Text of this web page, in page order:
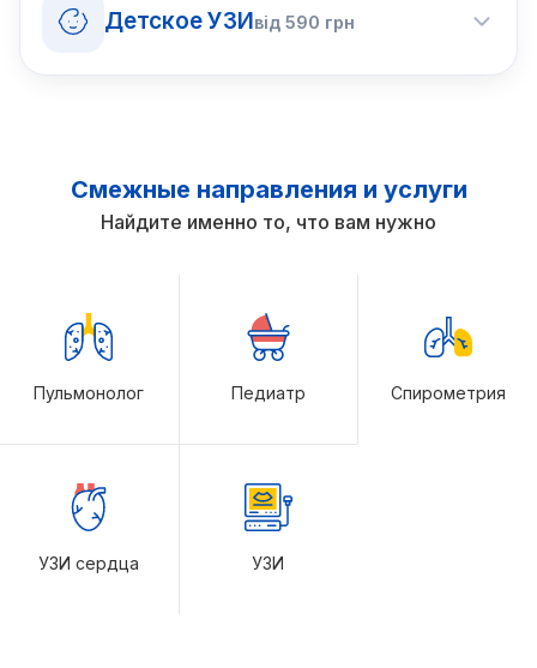
Детское УЗИвід 590 грн
Смежные направления и услуги
Найдите именно то, что вам нужно
Пульмонолог Педиатр Спирометрия
УЗИ сердца УЗИ